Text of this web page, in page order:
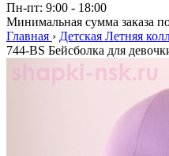
Пн-пт: 9:00 - 18:00
Минимальная сумма заказа
Главная › Детская Летняя
744-BS Бейсболка для